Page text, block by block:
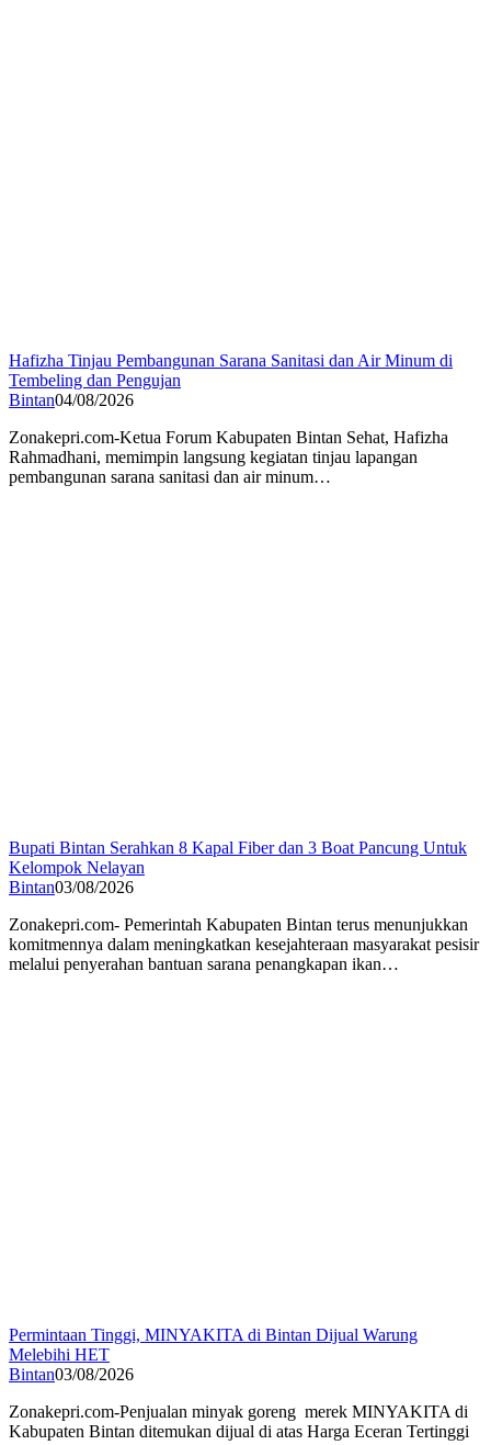
Hafizha Tinjau Pembangunan Sarana Sanitasi dan Air Minum di
Tembeling dan Pengujan
Bintan04/08/2026
Zonakepri.com-Ketua Forum Kabupaten Bintan Sehat, Hafizha
Rahmadhani, memimpin langsung kegiatan tinjau lapangan
pembangunan sarana sanitasi dan air minum…
Bupati Bintan Serahkan 8 Kapal Fiber dan 3 Boat Pancung Untuk
Kelompok Nelayan
Bintan03/08/2026
Zonakepri.com- Pemerintah Kabupaten Bintan terus menunjukkan
komitmennya dalam meningkatkan kesejahteraan masyarakat pesisir
melalui penyerahan bantuan sarana penangkapan ikan…
Permintaan Tinggi, MINYAKITA di Bintan Dijual Warung
Melebihi HET
Bintan03/08/2026
Zonakepri.com-Penjualan minyak goreng merek MINYAKITA di
Kabupaten Bintan ditemukan dijual di atas Harga Eceran Tertinggi